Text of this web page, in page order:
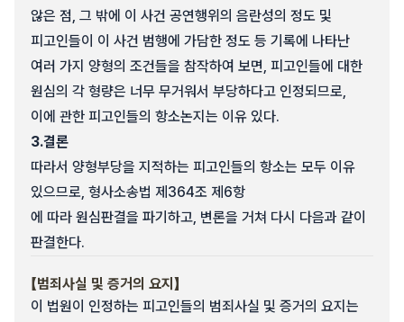
않은 점, 그 밖에 이 사건 공연행위의 음란성의 정도 및
피고인들이 이 사건 범행에 가담한 정도 등 기록에 나타난
여러 가지 양형의 조건들을 참작하여 보면, 피고인들에 대한
원심의 각 형량은 너무 무거워서 부당하다고 인정되므로,
이에 관한 피고인들의 항소논지는 이유 있다.
3.결론
따라서 양형부당을 지적하는 피고인들의 항소는 모두 이유
있으므로, 형사소송법 제364조 제6항
에 따라 원심판결을 파기하고, 변론을 거쳐 다시 다음과 같이
판결한다.
【범죄사실 및 증거의 요지】
이 법원이 인정하는 피고인들의 범죄사실 및 증거의 요지는